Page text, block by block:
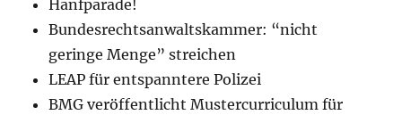
Hanfparade!
Bundesrechtsanwaltskammer: “nicht
geringe Menge” streichen
LEAP für entspanntere Polizei
BMG veröffentlicht Mustercurriculum für